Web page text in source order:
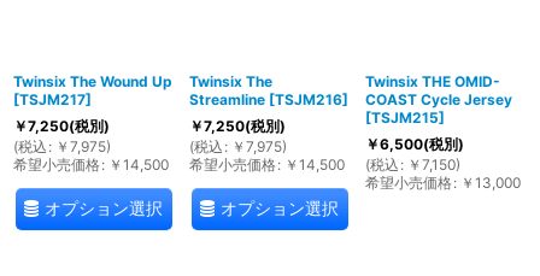
Twinsix The Wound Up
[TSJM217]
￥7,250(税別)
(税込 : ￥ 7,975)
希望小売価格: ￥ 14,500
オプション選択
Twinsix The
Streamline [TSJM216]
￥7,250(税別)
(税込 : ￥ 7,975)
希望小売価格: ￥ 14,500
オプション選択
Twinsix THE OMID-
COAST Cycle Jersey
[TSJM215]
￥6,500(税別)
(税込 : ￥ 7,150)
希望小売価格: ￥ 13,000